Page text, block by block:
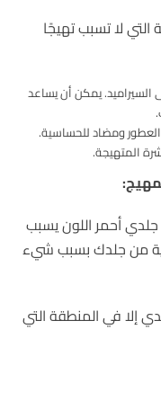
التي لا تسبب تهيجًا
يمكن أن يساعد
ومضاد للحساسية.
المتهيجة.
أحمر اللون يسبب
من جلدك بسبب شيء
إلا في المنطقة التي